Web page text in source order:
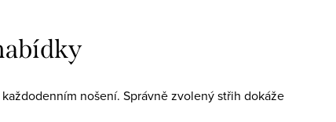
nošení. Správně zvolený střih dokáže